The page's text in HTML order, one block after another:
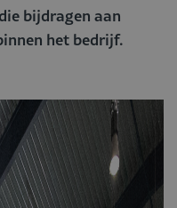
bijdragen aan
het bedrijf.